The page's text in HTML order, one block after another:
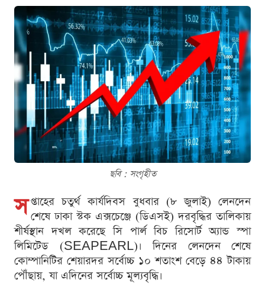
ছবি : সংগৃহীত
স প্তাহের চতুর্থ কার্যদিবস বুধবার (৮ জুলাই) লেনদেন
শেষে ঢাকা স্টক এক্সচেঞ্জে (ডিএসই) দরবৃদ্ধির তালিকায়
শীর্ষস্থান দখল করেছে সি পার্ল বিচ রিসোর্ট অ্যান্ড স্পা
লিমিটেড (SEAPEARL)। দিনের লেনদেন শেষে
কোম্পানিটির শেয়ারদর সর্বোচ্চ ১০ শতাংশ বেড়ে ৪৪ টাকায়
পৌঁছায়, যা এদিনের সর্বোচ্চ মূল্যবৃদ্ধি।